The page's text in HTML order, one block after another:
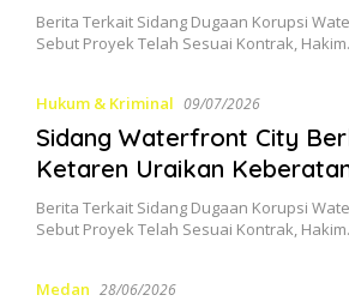
Berita Terkait Sidang Dugaan Korupsi
Sebut Proyek Telah Sesuai Kontrak,
Hukum & Kriminal 09/07/2026
Sidang Waterfront City
Ketaren Uraikan
Berita Terkait Sidang Dugaan Korupsi
Sebut Proyek Telah Sesuai Kontrak,
Medan 28/06/2026